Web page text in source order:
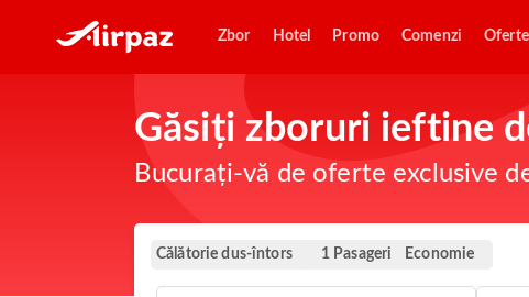
Zbor Hotel Promo Comenzi Oferte
Găsiți zboruri ieftine
Bucurați-vă de oferte exclusive
Călătorie dus-întors 1 Pasageri Economie